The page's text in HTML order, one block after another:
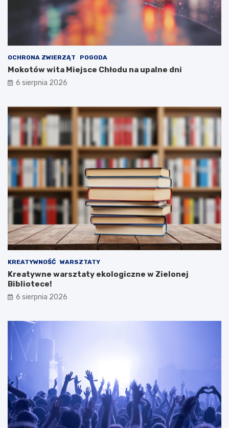
OCHRONA ZWIERZĄT POGODA
Mokotów wita Miejsce Chłodu na upalne dni
6 sierpnia 2026
KREATYWNOŚĆ WARSZTATY
Kreatywne warsztaty ekologiczne w Zielonej
Bibliotece!
6 sierpnia 2026